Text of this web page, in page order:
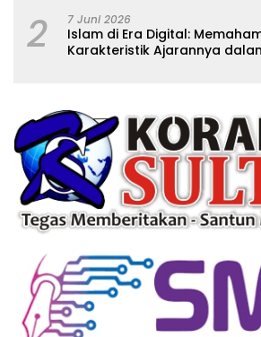
2 7 Juni 2026
Islam di Era Digital:
Karakteristik Ajarannya